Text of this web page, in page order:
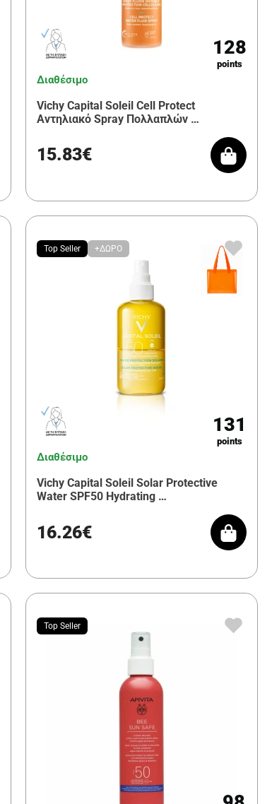
128
points
Διαθέσιμο
Vichy Capital Soleil Cell Protect
Αντηλιακό Spray Πολλαπλών …
15.83€
Top Seller +ΔΩΡΟ
131
points
Διαθέσιμο
Vichy Capital Soleil Solar Protective
Water SPF50 Hydrating …
16.26€
Top Seller